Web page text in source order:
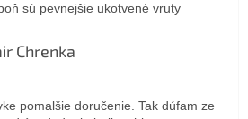
sú pevnejšie ukotvené vruty
Chrenka
obchodu je 5 z 5 hviezdičiek.
pomalšie doručenie. Tak dúfam ze